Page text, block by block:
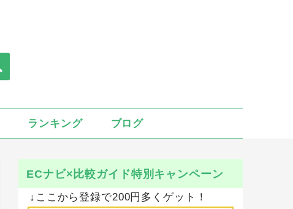
ランキング ブログ
ECナビ×比較ガイド特別キャンペーン
↓ここから登録で200円多くゲット！